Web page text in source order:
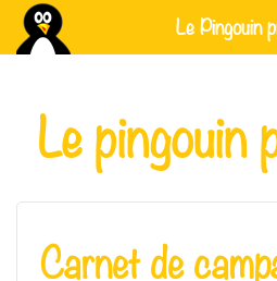
Le Pingouin
Le pingouin
Carnet de